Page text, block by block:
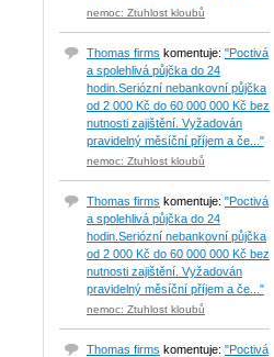
nemoc: Ztuhlost kloubů
Thomas firms komentuje: "Poctivá
a spolehlivá půjčka do 24
hodin.Seriózní nebankovní půjčka
od 2 000 Kč do 60 000 000 Kč bez
nutnosti zajištění. Vyžadován
pravidelný měsíční příjem a če..."
nemoc: Ztuhlost kloubů
Thomas firms komentuje: "Poctivá
a spolehlivá půjčka do 24
hodin.Seriózní nebankovní půjčka
od 2 000 Kč do 60 000 000 Kč bez
nutnosti zajištění. Vyžadován
pravidelný měsíční příjem a če..."
nemoc: Ztuhlost kloubů
Thomas firms komentuje: "Poctivá